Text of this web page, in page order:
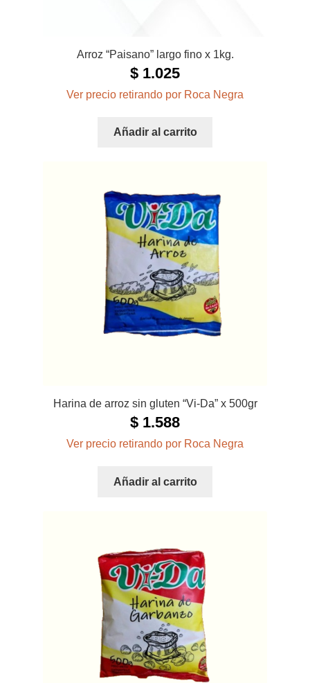
Arroz “Paisano” largo fino x 1kg.
$ 1.025
Ver precio retirando por Roca Negra
Añadir al carrito
Harina de arroz sin gluten “Vi-Da” x 500gr
$ 1.588
Ver precio retirando por Roca Negra
Añadir al carrito